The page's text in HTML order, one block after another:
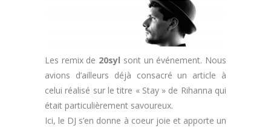
Les remix de 20syl sont un événement. Nous
avions d’ailleurs déjà consacré un article à
celui réalisé sur le titre « Stay » de Rihanna qui
était particulièrement savoureux.
Ici, le DJ s’en donne à coeur joie et apporte un